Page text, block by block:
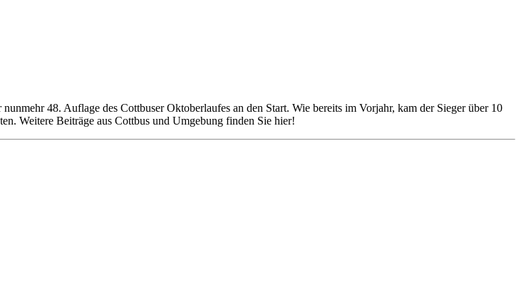
48. Auflage des Cottbuser Oktoberlaufes an den Start. Wie bereits im Vorjahr, kam der Sieger über 10
Weitere Beiträge aus Cottbus und Umgebung finden Sie hier!